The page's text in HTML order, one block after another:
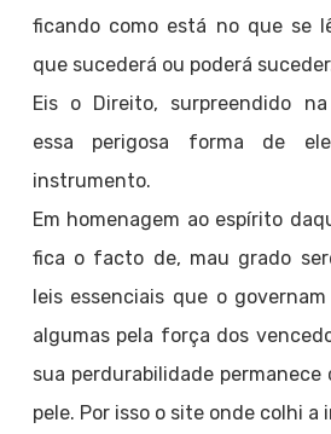
ficando como está no que se
que sucederá ou poderá
Eis o Direito, surpreendido
essa perigosa forma de
instrumento.
Em homenagem ao espírito
fica o facto de, mau grado
leis essenciais que o
algumas pela força dos
sua perdurabilidade permanece
pele. Por isso o site onde colhi